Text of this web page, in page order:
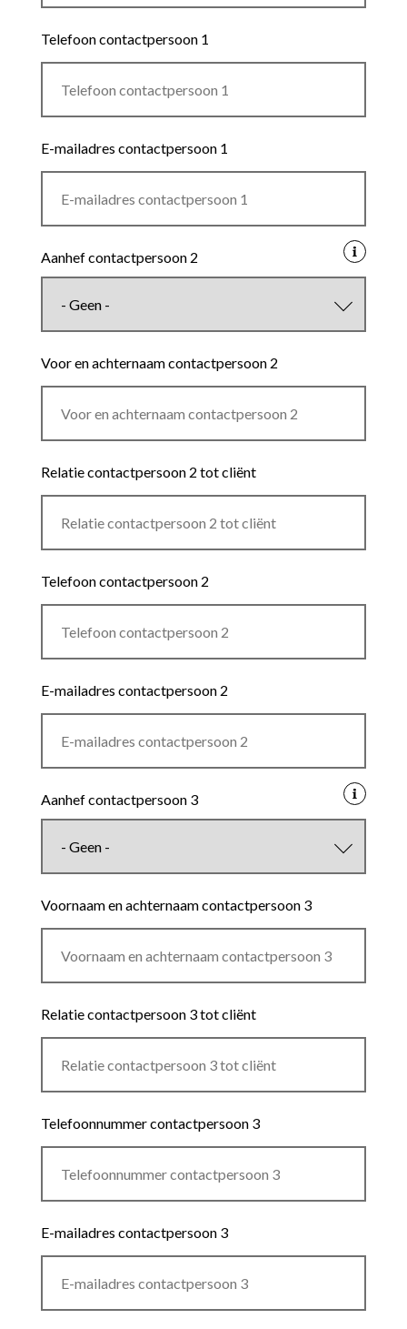
Telefoon contactpersoon 1
E-mailadres contactpersoon 1
Aanhef contactpersoon 2
Voor en achternaam contactpersoon 2
Relatie contactpersoon 2 tot cliënt
Telefoon contactpersoon 2
E-mailadres contactpersoon 2
Aanhef contactpersoon 3
Voornaam en achternaam contactpersoon 3
Relatie contactpersoon 3 tot cliënt
Telefoonnummer contactpersoon 3
E-mailadres contactpersoon 3